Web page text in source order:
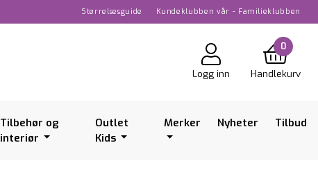
Størrelsesguide Kundeklubben vår - Familieklubben
Logg inn
0
Handlekurv
Tilbehør og
interiør
Outlet
Kids
Merker Nyheter Tilbud